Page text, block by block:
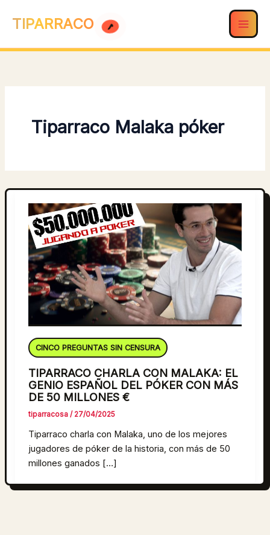
TIPARRACO
Tiparraco Malaka póker
CINCO PREGUNTAS SIN CENSURA
TIPARRACO CHARLA CON MALAKA: EL
GENIO ESPAÑOL DEL PÓKER CON MÁS
DE 50 MILLONES €
tiparracosa/ 27/04/2025
Tiparraco charla con Malaka, uno de los mejores
jugadores de póker de la historia, con más de 50
millones ganados […]